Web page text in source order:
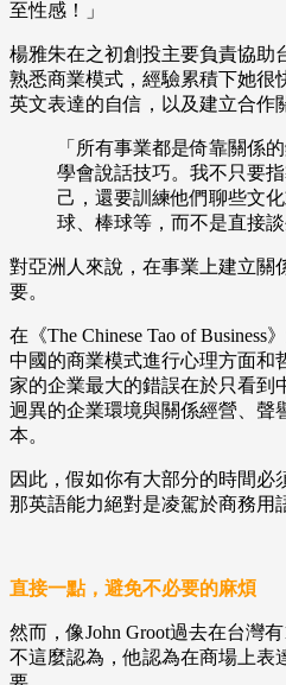
至性感！」
楊雅朱在之初創投主要負責協助
熟悉商業模式，經驗累積下她很
英文表達的自信，以及建立合作
「所有事業都是倚靠關係
學會說話技巧。我不只要
己，還要訓練他們聊些文
球、棒球等，而不是直接談
對亞洲人來說，在事業上建立關
要。
在《The Chinese Tao of
中國的商業模式進行心理方面和
家的企業最大的錯誤在於只看到
迥異的企業環境與關係經營、聲
本。
因此，假如你有大部分的時間必
那英語能力絕對是凌駕於商務用
直接一點，避免不必要的麻煩
然而，像John Groot過去在台灣
不這麼認為，他認為在商場上表